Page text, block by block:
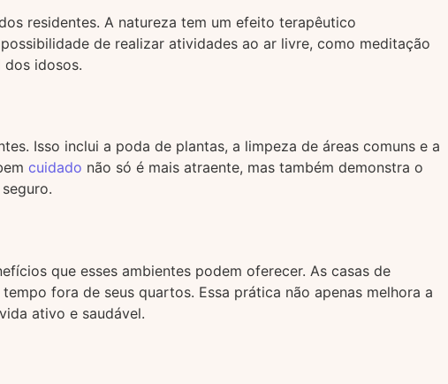
residentes. A natureza tem um efeito terapêutico
de realizar atividades ao ar livre, como meditação
idosos.
Isso inclui a poda de plantas, a limpeza de áreas comuns e a
cuidado não só é mais atraente, mas também demonstra o
que esses ambientes podem oferecer. As casas de
fora de seus quartos. Essa prática não apenas melhora a
ativo e saudável.